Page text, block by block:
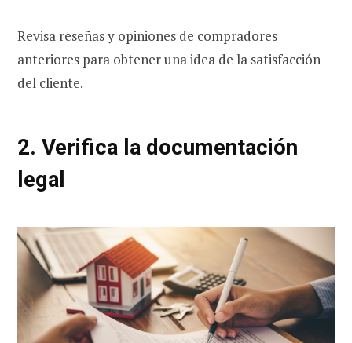
Revisa reseñas y opiniones de compradores
anteriores para obtener una idea de la satisfacción
del cliente.
2. Verifica la documentación
legal